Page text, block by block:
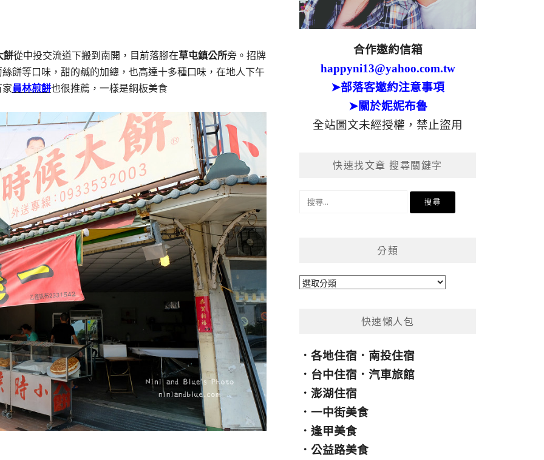
餅從中投交流道下搬到南開，目前落腳在草屯鎮公所旁。招牌
餅等口味，甜的鹹的加總，也高達十多種口味，在地人下午
家員林煎餅也很推薦，一樣是銅板美食
合作邀約信箱
happyni13@yahoo.com.tw
➤部落客邀約注意事項
➤關於妮妮布魯
全站圖文未經授權，禁止盜用
快速找文章 搜尋關鍵字
分類
分
快速懶人包
．各地住宿 ． 南投住宿
． 台中住宿 ．汽車旅館
．澎湖住宿
．一中街美食
．逢甲美食
．公益路美食